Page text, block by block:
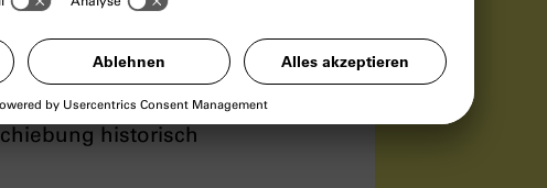
und „Deep State“ -
historisch